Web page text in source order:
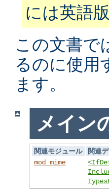
には英語
この文書で
るのに使用
ます。
メイン
関連モジュール
関連
mod_mime